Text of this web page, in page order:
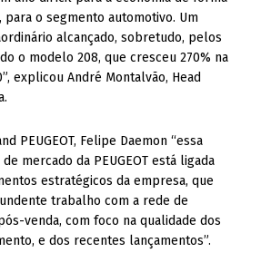
o segmento automotivo. Um
alcançado, sobretudo, pelos
o modelo 208, que cresceu 270% na
explicou André Montalvão, Head
PEUGEOT, Felipe Daemon “essa
mercado da PEUGEOT está ligada
estratégicos da empresa, que
trabalho com a rede de
venda, com foco na qualidade dos
e dos recentes lançamentos”.